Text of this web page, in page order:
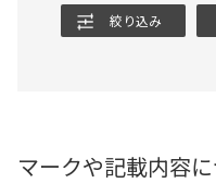
絞り込み
マークや記載内容